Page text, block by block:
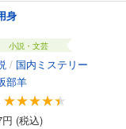
身
小説・文芸
/ 国内ミステリー
部羊
円 (税込)